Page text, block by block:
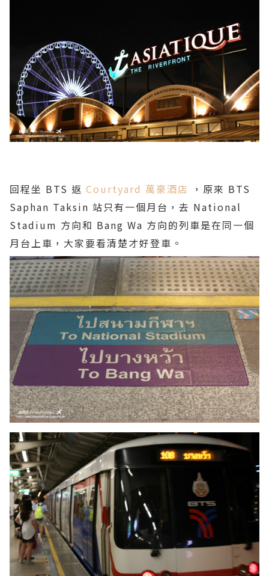
回程坐 BTS 返 Courtyard 萬豪酒店
，原來 BTS
Saphan Taksin 站只有一個月台，去 National
Stadium 方向和 Bang Wa 方向的列車是在同一個
月台上車，大家要看清楚才好登車。